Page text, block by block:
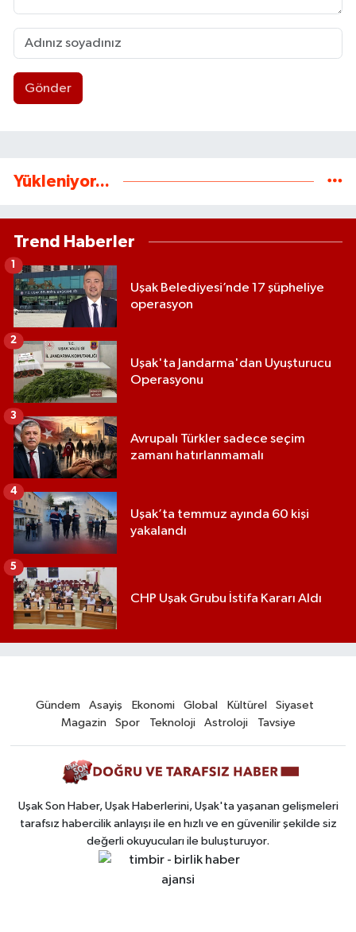
Gönder
Yükleniyor...
Trend Haberler
Uşak Belediyesi’nde 17 şüpheliye
operasyon
1
Uşak'ta Jandarma'dan Uyuşturucu
Operasyonu
2
Avrupalı Türkler sadece seçim
zamanı hatırlanmamalı
3
Uşak’ta temmuz ayında 60 kişi
yakalandı
4
CHP Uşak Grubu İstifa Kararı Aldı
5
Gündem Asayiş Ekonomi Global Kültürel
Siyaset
Magazin
Spor Teknoloji Astroloji Tavsiye
Uşak Son Haber, Uşak Haberlerini, Uşak'ta yaşanan gelişmeleri
tarafsız habercilik anlayışı ile en hızlı ve en güvenilir şekilde siz
değerli okuyucuları ile buluşturuyor.